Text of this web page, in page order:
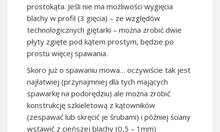
prostokąta. Jeśli nie ma możliwości wygięcia
blachy w profil (3 gięcia) – ze względów
technologicznych giętarki – można zrobić dwie
płyty zgięte pod kątem prostym, będzie po
prostu więcej spawania.
Skoro już o spawaniu mowa… oczywiście tak jest
najłatwiej (przynajmniej dla tych mających
spawarkę na podorędziu) ale można zrobić
konstrukcję szkieletową z kątowników
(zespawać lub skręcić je śrubami) i później ściany
wstawić z cieńszej blachy (0,5 – 1mm)